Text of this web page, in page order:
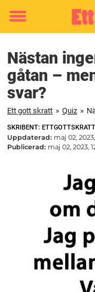
Toggle
Nästan
gåtan –
svar?
Ett gott skratt » Quiz »
SKRIBENT: ETTGOTTSKRATT
Uppdaterad: maj 02, 2023,
Publicerad: maj 02, 2023,